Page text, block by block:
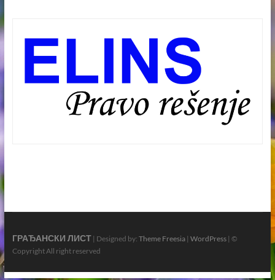
ГРАЂАНСКИ ЛИСТ| Designed by: Theme Freesia| WordPress| ©
Copyright All right reserved